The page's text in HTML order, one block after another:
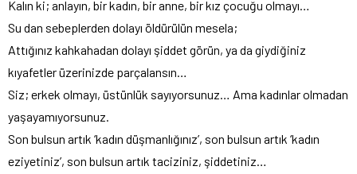
Kalın ki; anlayın, bir kadın, bir anne, bir kız çocuğu olmayı…
Su dan sebeplerden dolayı öldürülün mesela;
Attığınız kahkahadan dolayı şiddet görün, ya da giydiğiniz
kıyafetler üzerinizde parçalansın…
Siz; erkek olmayı, üstünlük sayıyorsunuz… Ama kadınlar olmadan
yaşayamıyorsunuz.
Son bulsun artık ‘kadın düşmanlığınız’, son bulsun artık ‘kadın
eziyetiniz’, son bulsun artık taciziniz, şiddetiniz…